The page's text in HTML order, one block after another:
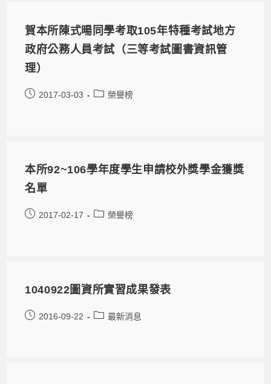
賀本所陳式暘同學考取105年特種考試地方
政府公務人員考試（三等考試圖書資訊管
理）
2017-03-03 榮譽榜
本所92~106學年度學生申請校外獎學金獲獎
名單
2017-02-17 榮譽榜
1040922圖資所實習成果發表
2016-09-22 最新消息